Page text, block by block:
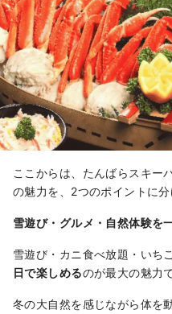
ここからは、たんばらスキー
の魅力を、2つのポイントに分
雪遊び・グルメ・自然体験を
雪遊び・カニ食べ放題・いち
日で楽しめるのが最大の魅力
冬の大自然を感じながら体を